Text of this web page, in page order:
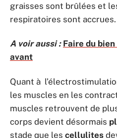
graisses sont brûlées et
respiratoires sont accrues.
A voir aussi : Faire du
avant
Quant à
les muscles en les
muscles retrouvent de
corps devient désormais
stade que les cellulites